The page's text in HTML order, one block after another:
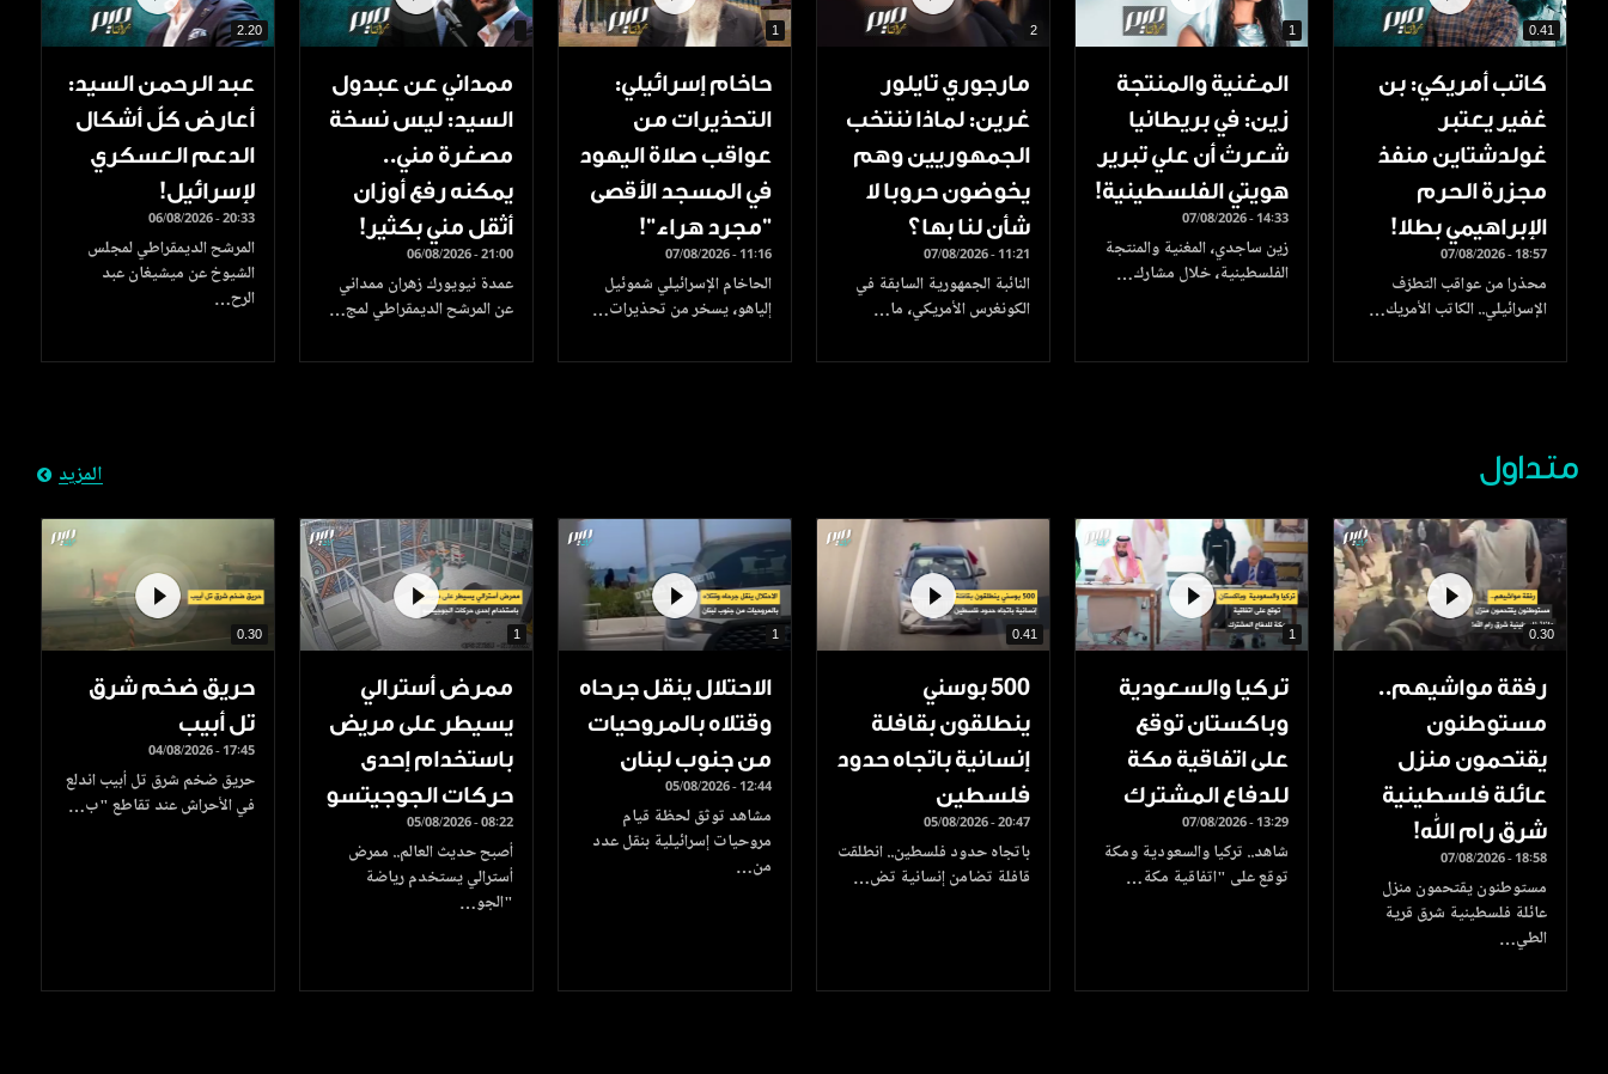
0.41
كاتب أمريكي: بن
غفير يعتبر
غولدشتاين منفذ
مجزرة الحرم
الإبراهيمي بطلا!
07/08/2026 - 18:57
محذرا من عواقب التطرّف
الإسرائيلي.. الكاتب الأمريك…
1
المغنية والمنتجة
زين: في بريطانيا
شعرتُ أن علي تبرير
هويتي الفلسطينية!
07/08/2026 - 14:33
زين ساجدي، المغنية والمنتجة
الفلسطينية، خلال مشارك…
2
مارجوري تايلور
غرين: لماذا ننتخب
الجمهوريين وهم
يخوضون حروبا لا
شأن لنا بها؟
07/08/2026 - 11:21
النائبة الجمهورية السابقة في
الكونغرس الأمريكي، ما…
1
حاخام إسرائيلي:
التحذيرات من
عواقب صلاة اليهود
في المسجد الأقصى
"مجرد هراء"!
07/08/2026 - 11:16
الحاخام الإسرائيلي شموئيل
إلياهو، يسخر من تحذيرات…
ممداني عن عبدول
السيد: ليس نسخة
مصغرة مني..
يمكنه رفع أوزان
أثقل مني بكثير!
06/08/2026 - 21:00
عمدة نيويورك زهران ممداني
عن المرشح الديمقراطي لمج…
2.20
عبد الرحمن السيد:
أعارض كلّ أشكال
الدعم العسكري
لإسرائيل!
06/08/2026 - 20:33
المرشح الديمقراطي لمجلس
الشيوخ عن ميشيغان عبد
الرح…
متداول المزيد
0.30
رفقة مواشيهم..
مستوطنون
يقتحمون منزل
عائلة فلسطينية
شرق رام الله!
07/08/2026 - 18:58
مستوطنون يقتحمون منزل
عائلة فلسطينية شرق قرية
الطي…
1
تركيا والسعودية
وباكستان توقع
على اتفاقية مكة
للدفاع المشترك
07/08/2026 - 13:29
شاهد.. تركيا والسعودية ومكة
توقع على "اتفاقية مكة…
0.41
500 بوسني
ينطلقون بقافلة
إنسانية باتجاه حدود
فلسطين
05/08/2026 - 20:47
باتجاه حدود فلسطين.. انطلقت
قافلة تضامن إنسانية تض…
1
الاحتلال ينقل جرحاه
وقتلاه بالمروحيات
من جنوب لبنان
05/08/2026 - 12:44
مشاهد توثق لحظة قيام
مروحيات إسرائيلية بنقل عدد
من…
1
ممرض أسترالي
يسيطر على مريض
باستخدام إحدى
حركات الجوجيتسو
05/08/2026 - 08:22
أصبح حديث العالم.. ممرض
أسترالي يستخدم رياضة
"الجو…
0.30
حريق ضخم شرق
تل أبيب
04/08/2026 - 17:45
حريق ضخم شرق تل أبيب اندلع
في الأحراش عند تقاطع "ب…